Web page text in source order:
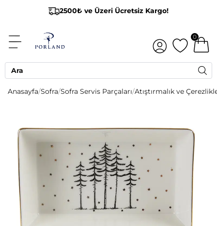
2500₺ ve Üzeri Ücretsiz Kargo!
0
Anasayfa/Sofra/Sofra Servis Parçaları/Atıştırmalık ve